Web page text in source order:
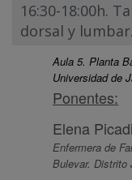
16:30-18:00h.
dorsal y lumbar.
Aula 5. Planta
Universidad de
Ponentes:
Elena
Enfermera de
Bulevar. Distrito